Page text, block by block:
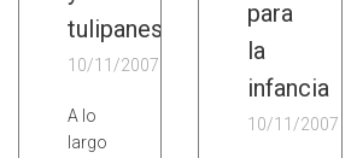
tulipanes
10/11/2007
A lo
largo
para
la
infancia
10/11/2007